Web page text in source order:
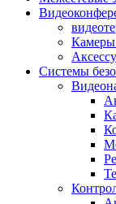
Камеры
Системы